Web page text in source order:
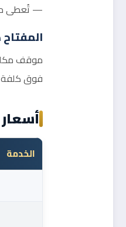
— تُعطى
موقف
فوق كلفة
الخدمة